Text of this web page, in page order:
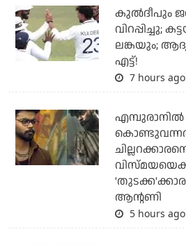
കുല്‍ദീപും
വിറപ്പിച്ചു;
ലങ്കയും;
എട്ട്!
7 hours ago
ആന്റണി
5 hours ago